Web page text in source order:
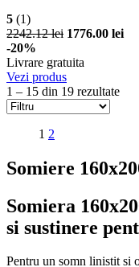
5 (1)
2242.12 lei 1776.00 lei
-20%
Livrare gratuita
Vezi produs
1 – 15 din 19 rezultate
1 2
Somiere
Somiera
si sustinere
Pentru un somn linistit si